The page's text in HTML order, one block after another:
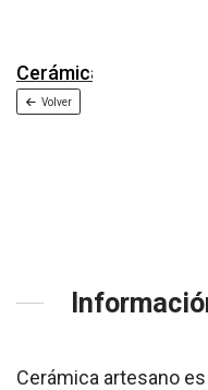
Cerámica
Volver
Cerámica artesano